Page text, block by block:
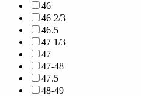
46
46 2/3
46.5
47 1/3
47
47-48
47.5
48-49